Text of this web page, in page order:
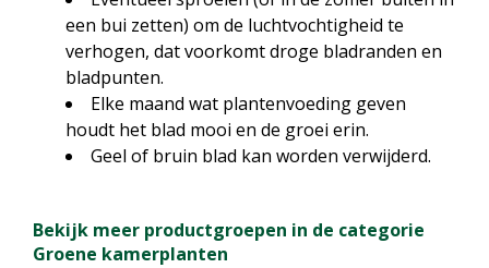
een bui zetten) om de luchtvochtigheid te
verhogen, dat voorkomt droge bladranden en
bladpunten.
Elke maand wat plantenvoeding geven
houdt het blad mooi en de groei erin.
Geel of bruin blad kan worden verwijderd.
Bekijk meer productgroepen in de categorie
Groene kamerplanten